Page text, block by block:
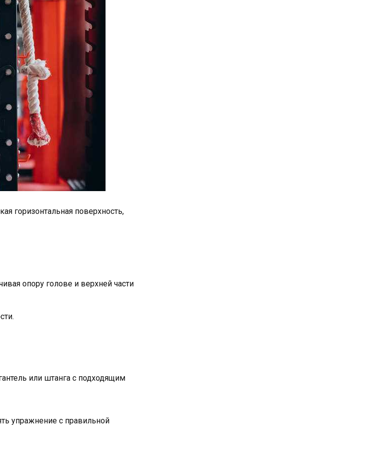
горизонтальная поверхность,
опору голове и верхней части
или штанга с подходящим
упражнение с правильной